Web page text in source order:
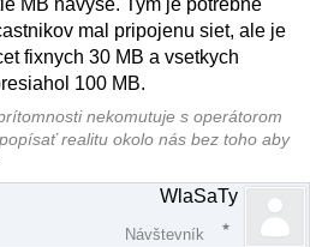
MB navyse. Tym je potrebne
mal pripojenu siet, ale je
fixnych 30 MB a vsetkych
100 MB.
nekomutuje s operátorom
realitu okolo nás bez toho aby
WlaSaTy
Návštevník